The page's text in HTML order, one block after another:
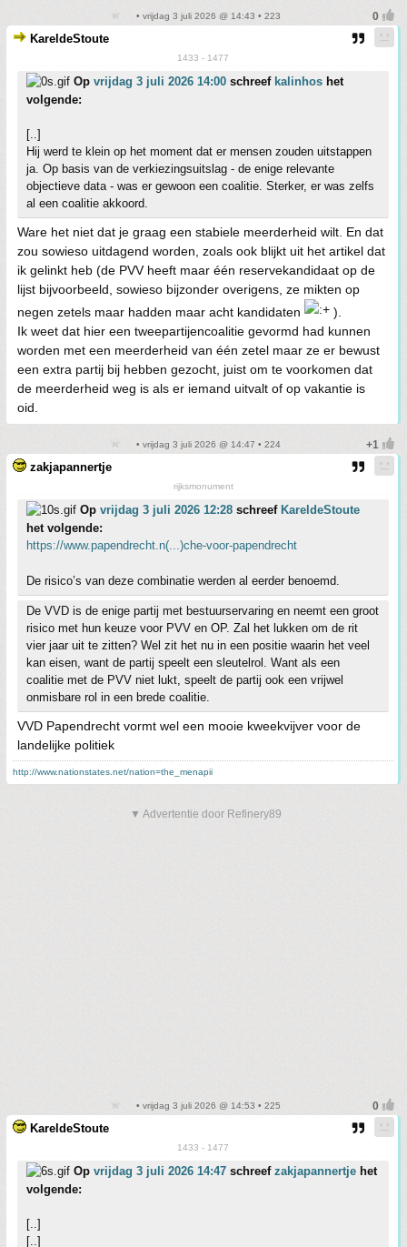
• vrijdag 3 juli 2026 @ 14:43 • 223
KareldeStoute
1433 - 1477
Op vrijdag 3 juli 2026 14:00 schreef kalinhos het
volgende:
[..]
Hij werd te klein op het moment dat er mensen zouden uitstappen
ja. Op basis van de verkiezingsuitslag - de enige relevante
objectieve data - was er gewoon een coalitie. Sterker, er was zelfs
al een coalitie akkoord.
Ware het niet dat je graag een stabiele meerderheid wilt. En dat
zou sowieso uitdagend worden, zoals ook blijkt uit het artikel dat
ik gelinkt heb (de PVV heeft maar één reservekandidaat op de
lijst bijvoorbeeld, sowieso bijzonder overigens, ze mikten op
negen zetels maar hadden maar acht kandidaten
).
Ik weet dat hier een tweepartijencoalitie gevormd had kunnen
worden met een meerderheid van één zetel maar ze er bewust
een extra partij bij hebben gezocht, juist om te voorkomen dat
de meerderheid weg is als er iemand uitvalt of op vakantie is
oid.
• vrijdag 3 juli 2026 @ 14:47 • 224
zakjapannertje
rijksmonument
Op vrijdag 3 juli 2026 12:28 schreef KareldeStoute
het volgende:
https://www.papendrecht.n(...)che-voor-papendrecht
De risico’s van deze combinatie werden al eerder benoemd.
De VVD is de enige partij met bestuurservaring en neemt een groot
risico met hun keuze voor PVV en OP. Zal het lukken om de rit
vier jaar uit te zitten? Wel zit het nu in een positie waarin het veel
kan eisen, want de partij speelt een sleutelrol. Want als een
coalitie met de PVV niet lukt, speelt de partij ook een vrijwel
onmisbare rol in een brede coalitie.
VVD Papendrecht vormt wel een mooie kweekvijver voor de
landelijke politiek
http://www.nationstates.net/nation=the_menapii
▼ Advertentie door Refinery89
• vrijdag 3 juli 2026 @ 14:53 • 225
KareldeStoute
1433 - 1477
Op vrijdag 3 juli 2026 14:47 schreef zakjapannertje het
volgende:
[..]
[..]